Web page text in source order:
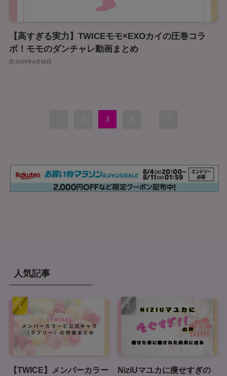
【高すぎる実力】TWICEモモ×EXOカイの圧巻コラ
ボ！モモのダンチャレ動画まとめ
2025年4月30日
3
人気記事
【TWICE】メンバーカラー
NiziUマユカに痩せすぎの